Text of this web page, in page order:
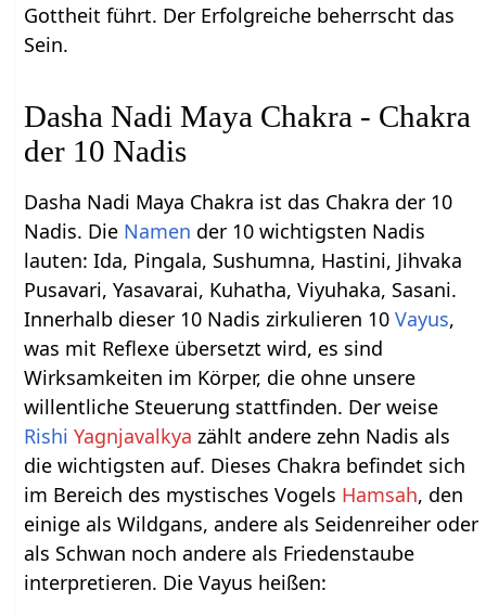
Gottheit führt. Der Erfolgreiche beherrscht das
Sein.
Dasha Nadi Maya Chakra - Chakra
der 10 Nadis
Dasha Nadi Maya Chakra ist das Chakra der 10
Nadis. Die Namen der 10 wichtigsten Nadis
lauten: Ida, Pingala, Sushumna, Hastini, Jihvaka
Pusavari, Yasavarai, Kuhatha, Viyuhaka, Sasani.
Innerhalb dieser 10 Nadis zirkulieren 10Vayus,
was mit Reflexe übersetzt wird, es sind
Wirksamkeiten im Körper, die ohne unsere
willentliche Steuerung stattfinden. Der weise
Rishi Yagnjavalkya zählt andere zehn Nadis als
die wichtigsten auf. Dieses Chakra befindet sich
im Bereich des mystisches Vogels Hamsah, den
einige als Wildgans, andere als Seidenreiher oder
als Schwan noch andere als Friedenstaube
interpretieren. Die Vayus heißen: